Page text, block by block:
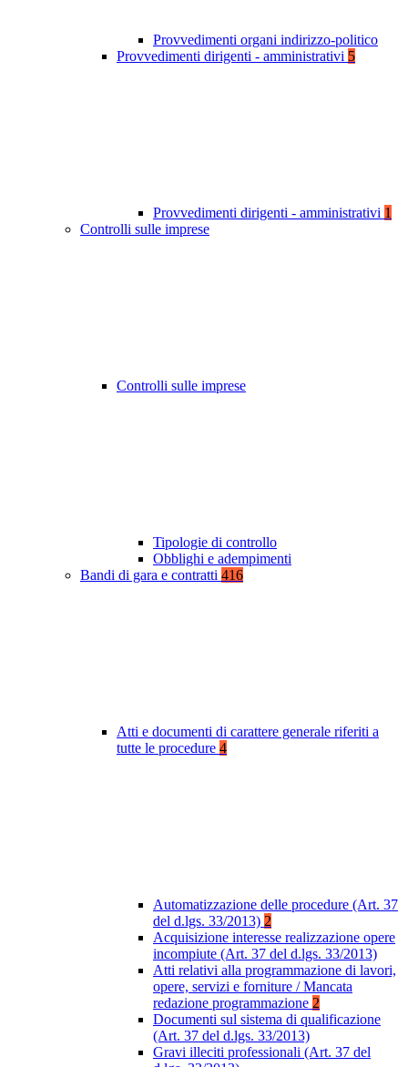
Provvedimenti organi indirizzo-politico
Provvedimenti dirigenti - amministrativi 5
Provvedimenti dirigenti - amministrativi 1
Controlli sulle imprese
Controlli sulle imprese
Tipologie di controllo
Obblighi e adempimenti
Bandi di gara e contratti 416
Atti e documenti di carattere generale riferiti a
tutte le procedure 4
Automatizzazione delle procedure (Art. 37
del d.lgs. 33/2013) 2
Acquisizione interesse realizzazione opere
incompiute (Art. 37 del d.lgs. 33/2013)
Atti relativi alla programmazione di lavori,
opere, servizi e forniture / Mancata
redazione programmazione 2
Documenti sul sistema di qualificazione
(Art. 37 del d.lgs. 33/2013)
Gravi illeciti professionali (Art. 37 del